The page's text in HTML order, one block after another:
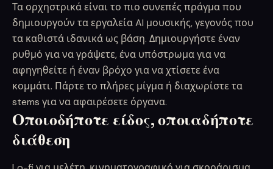
Τα ορχηστρικά είναι το πιο συνεπές πράγμα που
δημιουργούν τα εργαλεία AI μουσικής, γεγονός που
τα καθιστά ιδανικά ως βάση. Δημιουργήστε έναν
ρυθμό για να γράψετε, ένα υπόστρωμα για να
αφηγηθείτε ή έναν βρόχο για να χτίσετε ένα
κομμάτι. Πάρτε το πλήρες μίγμα ή διαχωρίστε τα
stems για να αφαιρέσετε όργανα.
Οποιοδήποτε είδος, οποιαδήποτε
διάθεση